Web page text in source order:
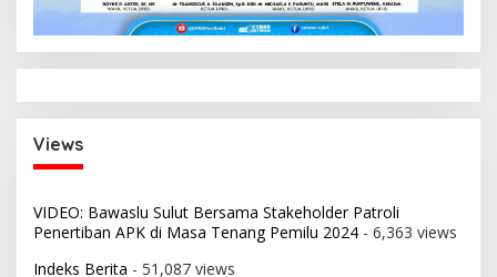
Views
VIDEO: Bawaslu Sulut Bersama Stakeholder Patroli
Penertiban APK di Masa Tenang Pemilu 2024 - 6,363 views
Indeks Berita - 51,087 views